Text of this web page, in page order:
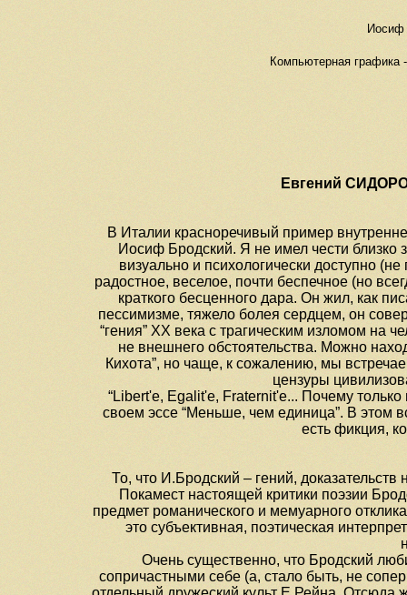
Иосиф
Компьютерная графика
Евгений
В Италии красноречивый пример
Иосиф Бродский. Я не имел чести близко
визуально и психологически доступно
радостное, веселое, почти беспечное (но
краткого бесценного дара. Он жил, как
пессимизме, тяжело болея сердцем, он
“гения” XX века с трагическим изломом на
не внешнего обстоятельства. Можно
Кихота”, но чаще, к сожалению, мы
цензуры
“Libert'e, Egalit'e, Fraternit'e... Почему
своем эссе “Меньше, чем единица”. В этом
есть фикция,
То, что И.Бродский – гений, доказательств
Покамест настоящей критики поэзии
предмет романического и мемуарного
это субъективная, поэтическая
Очень существенно, что Бродский
сопричастными себе (а, стало быть, не